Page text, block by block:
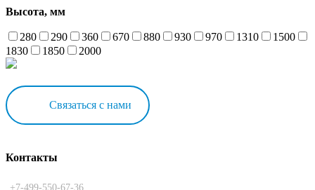
Высота, мм
280 290 360 670 880 930 970 1310
1500
1830
1850 2000
Связаться с нами
Контакты
+7-499-550-67-36